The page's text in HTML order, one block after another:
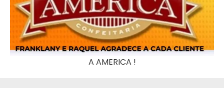
A AMERICA !